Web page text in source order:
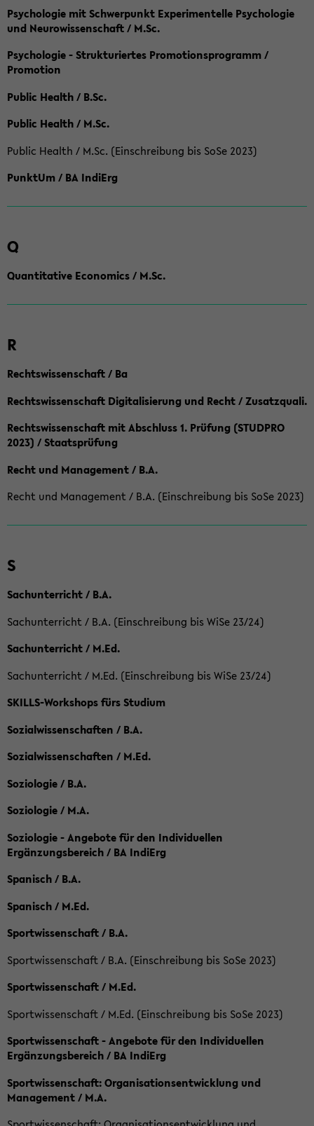
Psychologie mit Schwerpunkt Experimentelle Psychologie
und Neurowissenschaft / M.Sc.
Psychologie - Strukturiertes Promotionsprogramm /
Promotion
Public Health / B.Sc.
Public Health / M.Sc.
Public Health / M.Sc. (Einschreibung bis SoSe 2023)
PunktUm / BA IndiErg
Q
Quantitative Economics / M.Sc.
R
Rechtswissenschaft / Ba
Rechtswissenschaft Digitalisierung und Recht / Zusatzquali.
Rechtswissenschaft mit Abschluss 1. Prüfung (STUDPRO
2023) / Staatsprüfung
Recht und Management / B.A.
Recht und Management / B.A. (Einschreibung bis SoSe 2023)
S
Sachunterricht / B.A.
Sachunterricht / B.A. (Einschreibung bis WiSe 23/24)
Sachunterricht / M.Ed.
Sachunterricht / M.Ed. (Einschreibung bis WiSe 23/24)
SKILLS-Workshops fürs Studium
Sozialwissenschaften / B.A.
Sozialwissenschaften / M.Ed.
Soziologie / B.A.
Soziologie / M.A.
Soziologie - Angebote für den Individuellen
Ergänzungsbereich / BA IndiErg
Spanisch / B.A.
Spanisch / M.Ed.
Sportwissenschaft / B.A.
Sportwissenschaft / B.A. (Einschreibung bis SoSe 2023)
Sportwissenschaft / M.Ed.
Sportwissenschaft / M.Ed. (Einschreibung bis SoSe 2023)
Sportwissenschaft - Angebote für den Individuellen
Ergänzungsbereich / BA IndiErg
Sportwissenschaft: Organisationsentwicklung und
Management / M.A.